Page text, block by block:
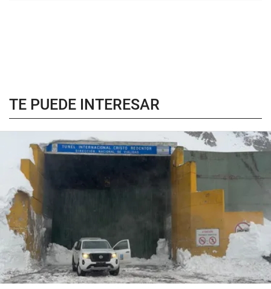
TE PUEDE INTERESAR